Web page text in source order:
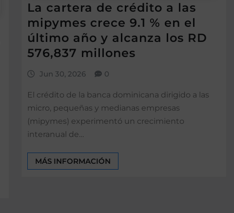
La cartera de crédito a las
mipymes crece 9.1 % en el
último año y alcanza los RD
576,837 millones
Jun 30, 2026 0
El crédito de la banca dominicana dirigido a las
micro, pequeñas y medianas empresas
(mipymes) experimentó un crecimiento
interanual de…
MÁS INFORMACIÓN